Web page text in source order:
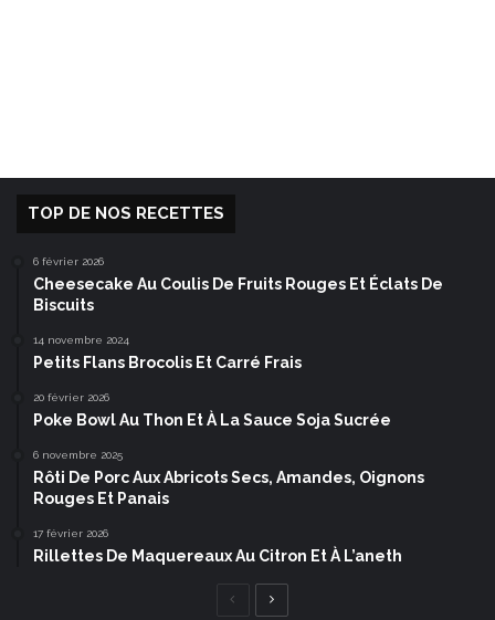
TOP DE NOS RECETTES
6 février 2026
Cheesecake Au Coulis De Fruits Rouges Et Éclats De
Biscuits
14 novembre 2024
Petits Flans Brocolis Et Carré Frais
20 février 2026
Poke Bowl Au Thon Et À La Sauce Soja Sucrée
6 novembre 2025
Rôti De Porc Aux Abricots Secs, Amandes, Oignons
Rouges Et Panais
17 février 2026
Rillettes De Maquereaux Au Citron Et À L’aneth
Page